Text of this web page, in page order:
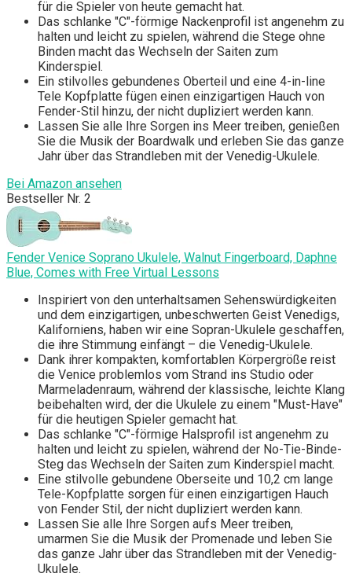
für die Spieler von heute gemacht hat.
Das schlanke "C"-förmige Nackenprofil ist angenehm zu
halten und leicht zu spielen, während die Stege ohne
Binden macht das Wechseln der Saiten zum
Kinderspiel.
Ein stilvolles gebundenes Oberteil und eine 4-in-line
Tele Kopfplatte fügen einen einzigartigen Hauch von
Fender-Stil hinzu, der nicht dupliziert werden kann.
Lassen Sie alle Ihre Sorgen ins Meer treiben, genießen
Sie die Musik der Boardwalk und erleben Sie das ganze
Jahr über das Strandleben mit der Venedig-Ukulele.
Bei Amazon ansehen
Bestseller Nr. 2
Fender Venice Soprano Ukulele, Walnut Fingerboard, Daphne
Blue, Comes with Free Virtual Lessons
Inspiriert von den unterhaltsamen Sehenswürdigkeiten
und dem einzigartigen, unbeschwerten Geist Venedigs,
Kaliforniens, haben wir eine Sopran-Ukulele geschaffen,
die ihre Stimmung einfängt – die Venedig-Ukulele.
Dank ihrer kompakten, komfortablen Körpergröße reist
die Venice problemlos vom Strand ins Studio oder
Marmeladenraum, während der klassische, leichte Klang
beibehalten wird, der die Ukulele zu einem "Must-Have"
für die heutigen Spieler gemacht hat.
Das schlanke "C"-förmige Halsprofil ist angenehm zu
halten und leicht zu spielen, während der No-Tie-Binde-
Steg das Wechseln der Saiten zum Kinderspiel macht.
Eine stilvolle gebundene Oberseite und 10,2 cm lange
Tele-Kopfplatte sorgen für einen einzigartigen Hauch
von Fender Stil, der nicht dupliziert werden kann.
Lassen Sie alle Ihre Sorgen aufs Meer treiben,
umarmen Sie die Musik der Promenade und leben Sie
das ganze Jahr über das Strandleben mit der Venedig-
Ukulele.